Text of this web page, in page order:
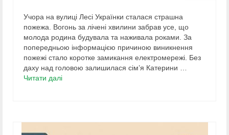
Учора на вулиці Лесі Українки сталася страшна
пожежа. Вогонь за лічені хвилини забрав усе, що
молода родина будувала та наживала роками. За
попередньою інформацією причиною виникнення
пожежі стало коротке замикання електромережі. Без
даху над головою залишилася сім’я Катерини …
Читати далі